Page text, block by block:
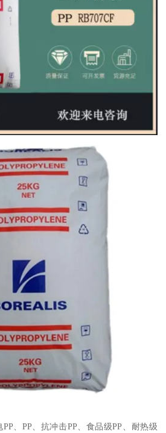
PP PP 、抗冲击PP 、食品级PP 、耐热级